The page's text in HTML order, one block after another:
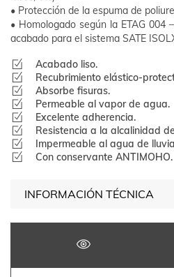
• Protección de la espuma de
• Homologado según la ETAG 004
acabado para el sistema SATE
Acabado liso.
Recubrimiento elástico-
Absorbe fisuras.
Permeable al vapor de agua.
Excelente adherencia.
Resistencia a la alcalinidad
Impermeable al agua de
Con conservante ANTIMOHO.
INFORMACIÓN TÉCNICA